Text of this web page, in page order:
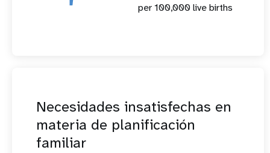
per 100,000 live births
Necesidades insatisfechas en
materia de planificación
familiar